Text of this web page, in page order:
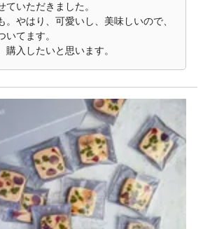
いただきました。
。やはり、可愛いし、美味しいので、
てます。
購入したいと思います。